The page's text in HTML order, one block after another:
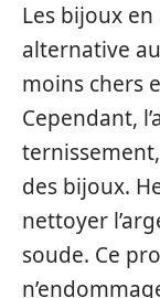
Les bijoux
alternative
moins chers
Cependant,
des bijoux.
nettoyer
soude. Ce